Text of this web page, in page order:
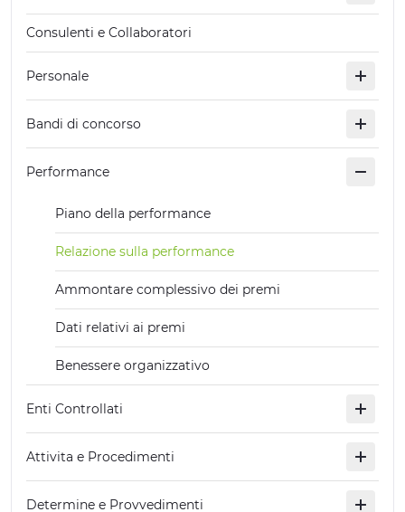
NATURE AND WELLNESS
EXPERIENCES
EVENTS
RECEPTION
Consulenti e Collaboratori
Personale
Bandi di concorso
Performance
Piano della performance
Relazione sulla performance
Ammontare complessivo dei premi
Dati relativi ai premi
Benessere organizzativo
Enti Controllati
Attivita e Procedimenti
Determine e Provvedimenti